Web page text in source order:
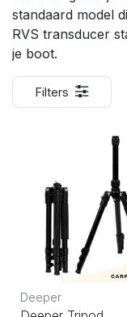
standaard model
RVS transducer
je boot.
Filters
Deeper